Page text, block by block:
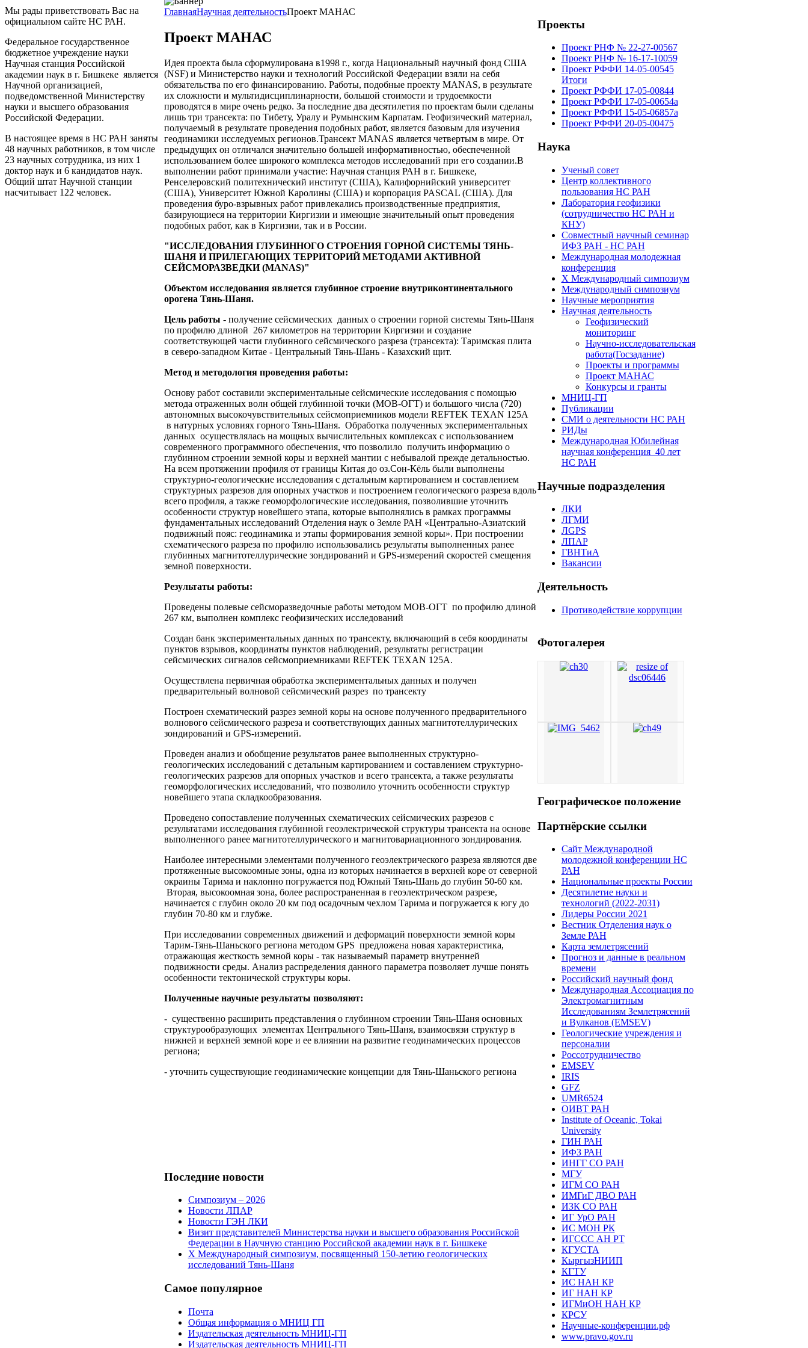
Мы рады приветствовать Вас на
официальном сайте НС РАН.
Федеральное государственное
бюджетное учреждение науки
Научная станция Российской
академии наук в г. Бишкеке является
Научной организацией,
подведомственной Министерству
науки и высшего образования
Российской Федерации.
В настоящее время в НС РАН заняты
48 научных работников, в том числе
23 научных сотрудника, из них 1
доктор наук и 6 кандидатов наук.
Общий штат Научной станции
насчитывает 122 человек.
ГлавнаяНаучная деятельностьПроект МАНАС
Проект МАНАС
Идея проекта была сформулирована в1998 г., когда Национальный научный фонд США
(NSF) и Министерство науки и технологий Российской Федерации взяли на себя
обязательства по его финансированию. Работы, подобные проекту MANAS, в результате
их сложности и мультидисциплинарности, большой стоимости и трудоемкости
проводятся в мире очень редко. За последние два десятилетия по проектам были сделаны
лишь три трансекта: по Тибету, Уралу и Румынским Карпатам. Геофизический материал,
получаемый в результате проведения подобных работ, является базовым для изучения
геодинамики исследуемых регионов.Трансект MANAS является четвертым в мире. От
предыдущих он отличался значительно большей информативностью, обеспеченной
использованием более широкого комплекса методов исследований при его создании.В
выполнении работ принимали участие: Научная станция РАН в г. Бишкеке,
Ренселеровский политехнический институт (США), Калифорнийский университет
(США), Университет Южной Каролины (США) и корпорация PASCAL (США). Для
проведения буро-взрывных работ привлекались производственные предприятия,
базирующиеся на территории Киргизии и имеющие значительный опыт проведения
подобных работ, как в Киргизии, так и в России.
"ИССЛЕДОВАНИЯ ГЛУБИННОГО СТРОЕНИЯ ГОРНОЙ СИСТЕМЫ ТЯНЬ-
ШАНЯ И ПРИЛЕГАЮЩИХ ТЕРРИТОРИЙ МЕТОДАМИ АКТИВНОЙ
СЕЙСМОРАЗВЕДКИ (MANAS)"
Объектом исследования является глубинное строение внутриконтинентального
орогена Тянь-Шаня.
Цель работы - получение сейсмических данных о строении горной системы Тянь-Шаня
по профилю длиной 267 километров на территории Киргизии и создание
соответствующей части глубинного сейсмического разреза (трансекта): Таримская плита
в северо-западном Китае - Центральный Тянь-Шань - Казахский щит.
Метод и методология проведения работы:
Основу работ составили экспериментальные сейсмические исследования с помощью
метода отраженных волн общей глубинной точки (МОВ-ОГТ) и большого числа (720)
автономных высокочувствительных сейсмоприемников модели REFTEK TEXAN 125А
в натурных условиях горного Тянь-Шаня. Обработка полученных экспериментальных
данных осуществлялась на мощных вычислительных комплексах с использованием
современного программного обеспечения, что позволило получить информацию о
глубинном строении земной коры и верхней мантии с небывалой прежде детальностью.
На всем протяжении профиля от границы Китая до оз.Сон-Кёль были выполнены
структурно-геологические исследования с детальным картированием и составлением
структурных разрезов для опорных участков и построением геологического разреза вдоль
всего профиля, а также геоморфологические исследования, позволившие уточнить
особенности структур новейшего этапа, которые выполнялись в рамках программы
фундаментальных исследований Отделения наук о Земле РАН «Центрально-Азиатский
подвижный пояс: геодинамика и этапы формирования земной коры». При построении
схематического разреза по профилю использовались результаты выполненных ранее
глубинных магнитотеллурические зондирований и GPS-измерений скоростей смещения
земной поверхности.
Результаты работы:
Проведены полевые сейсморазведочные работы методом МОВ-ОГТ по профилю длиной
267 км, выполнен комплекс геофизических исследований
Создан банк экспериментальных данных по трансекту, включающий в себя координаты
пунктов взрывов, координаты пунктов наблюдений, результаты регистрации
сейсмических сигналов сейсмоприемниками REFTEK TEXAN 125А.
Осуществлена первичная обработка экспериментальных данных и получен
предварительный волновой сейсмический разрез по трансекту
Построен схематический разрез земной коры на основе полученного предварительного
волнового сейсмического разреза и соответствующих данных магнитотеллурических
зондирований и GPS-измерений.
Проведен анализ и обобщение результатов ранее выполненных структурно-
геологических исследований с детальным картированием и составлением структурно-
геологических разрезов для опорных участков и всего трансекта, а также результаты
геоморфологических исследований, что позволило уточнить особенности структур
новейшего этапа складкообразования.
Проведено сопоставление полученных схематических сейсмических разрезов с
результатами исследования глубинной геоэлектрической структуры трансекта на основе
выполненного ранее магнитотеллурического и магнитовариационного зондирования.
Наиболее интересными элементами полученного геоэлектрического разреза являются две
протяженные высокоомные зоны, одна из которых начинается в верхней коре от северной
окраины Тарима и наклонно погружается под Южный Тянь-Шань до глубин 50-60 км.
Вторая, высокоомная зона, более распространенная в геоэлектрическом разрезе,
начинается с глубин около 20 км под осадочным чехлом Тарима и погружается к югу до
глубин 70-80 км и глубже.
При исследовании современных движений и деформаций поверхности земной коры
Тарим-Тянь-Шаньского региона методом GPS предложена новая характеристика,
отражающая жесткость земной коры - так называемый параметр внутренней
подвижности среды. Анализ распределения данного параметра позволяет лучше понять
особенности тектонической структуры коры.
Полученные научные результаты позволяют:
- существенно расширить представления о глубинном строении Тянь-Шаня основных
структурообразующих элементах Центрального Тянь-Шаня, взаимосвязи структур в
нижней и верхней земной коре и ее влиянии на развитие геодинамических процессов
региона;
- уточнить существующие геодинамические концепции для Тянь-Шаньского региона
Последниеновости
Симпозиум – 2026
Новости ЛПАР
Новости ГЭН ЛКИ
Визит представителей Министерства науки и высшего образования Российской
Федерации в Научную станцию Российской академии наук в г. Бишкеке
X Международный симпозиум, посвященный 150-летию геологических
исследований Тянь-Шаня
Самоепопулярное
Почта
Общая информация о МНИЦ ГП
Издательская деятельность МНИЦ-ГП
Издательская деятельность МНИЦ-ГП
Проекты
Проект РНФ № 22-27-00567
Проект РНФ № 16-17-10059
Проект РФФИ 14-05-00545
Итоги
Проект РФФИ 17-05-00844
Проект РФФИ 17-05-00654а
Проект РФФИ 15-05-06857а
Проект РФФИ 20-05-00475
Наука
Ученый совет
Центр коллективного
пользования НС РАН
Лаборатория геофизики
(сотрудничество НС РАН и
КНУ)
Cовместный научный семинар
ИФЗ РАН - НС РАН
Международная молодежная
конференция
X Международный симпозиум
Международный симпозиум
Научные мероприятия
Научная деятельность
Геофизический
мониторинг
Научно-исследовательская
работа(Госзадание)
Проекты и программы
Проект МАНАС
Конкурсы и гранты
МНИЦ-ГП
Публикации
СМИ о деятельности НС РАН
РИДы
Международная Юбилейная
научная конференция_40 лет
НС РАН
Научныеподразделения
ЛКИ
ЛГМИ
ЛGPS
ЛПАР
ГВНТиА
Вакансии
Деятельность
Противодействие коррупции
Фотогалерея
Географическоеположение
Партнёрскиессылки
Сайт Международной
молодежной конференции НС
РАН
Национальные проекты России
Десятилетие науки и
технологий (2022-2031)
Лидеры России 2021
Вестник Отделения наук о
Земле РАН
Карта землетрясений
Прогноз и данные в реальном
времени
Российский научный фонд
Международная Ассоциация по
Электромагнитным
Исследованиям Землетрясений
и Вулканов (EMSEV)
Геологические учреждения и
персоналии
Россотрудничество
EMSEV
IRIS
GFZ
UMR6524
ОИВТ РАН
Institute of Oceanic, Tokai
University
ГИН РАН
ИФЗ РАН
ИНГГ СО РАН
МГУ
ИГМ СО РАН
ИМГиГ ДВО РАН
ИЗК СО РАН
ИГ УрО РАН
ИС МОН РК
ИГССС АН РТ
КГУСТА
КыргызНИИП
КГТУ
ИС НАН КР
ИГ НАН КР
ИГМиОН НАН КР
КРСУ
Научные-конференции.рф
www.pravo.gov.ru